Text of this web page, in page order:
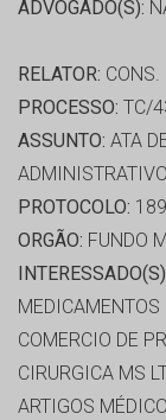
ADVOGADO(S):
RELATOR: CONS.
PROCESSO: TC/
ASSUNTO: ATA
PROTOCOLO:
ORGÃO: FUNDO
MEDICAMENTOS
COMERCIO DE
CIRURGICA MS
ARTIGOS